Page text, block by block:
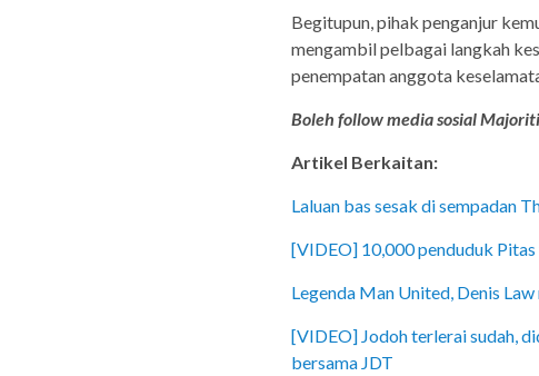
Begitupun, pihak penganjur
mengambil pelbagai langkah
penempatan anggota
Boleh follow media sosial
Artikel Berkaitan:
Laluan bas sesak di sempadan
[VIDEO] 10,000 penduduk
Legenda Man United, Denis
[VIDEO] Jodoh terlerai sudah,
bersama JDT